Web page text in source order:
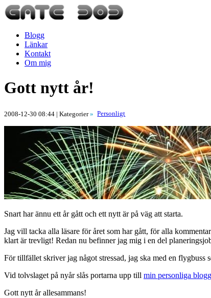
Blogg
Länkar
Kontakt
Om mig
Gott nytt år!
2008-12-30 08:44 | Kategorier» Personligt
Snart har ännu ett år gått och ett nytt är på väg att starta.
Jag vill tacka alla läsare för året som har gått, för alla
klart är trevligt! Redan nu befinner jag mig i en del
För tillfället skriver jag något stressad, jag ska med en flygbuss
Vid tolvslaget på nyår slås portarna upp till min personliga blogg
Gott nytt år allesammans!